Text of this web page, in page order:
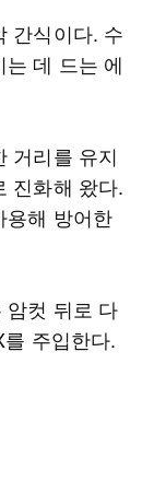
간식이다. 수
데 드는 에
거리를 유지
진화해 왔다.
용해 방어한
암컷 뒤로 다
주입한다.